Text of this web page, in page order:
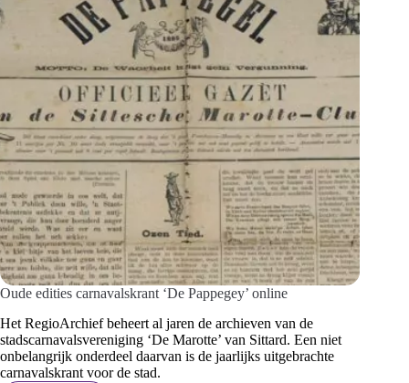
Oude edities carnavalskrant ‘De Pappegey’ online
Het RegioArchief beheert al jaren de archieven van de
stadscarnavalsvereniging ‘De Marotte’ van Sittard. Een niet
onbelangrijk onderdeel daarvan is de jaarlijks uitgebrachte
carnavalskrant voor de stad.